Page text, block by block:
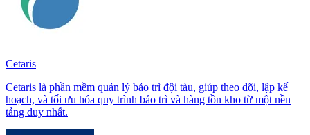
Cetaris
Cetaris là phần mềm quản lý bảo trì đội tàu, giúp theo dõi, lập kế
hoạch, và tối ưu hóa quy trình bảo trì và hàng tồn kho từ một nền
tảng duy nhất.